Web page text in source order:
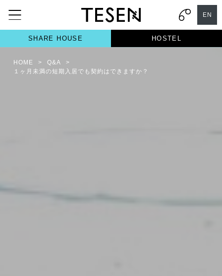
EN
SHARE HOUSE HOSTEL
HOME > Q&A
>
１ヶ月未満の短期入居でも契約はできますか？